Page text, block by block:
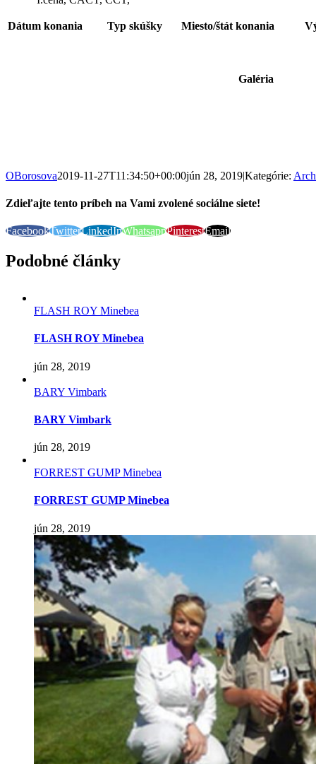
Dátum konania Typ skúšky Miesto/štát konania
Galéria
OBorosova2019-11-27T11:34:50+00:00jún 28, 2019|Kategórie:
Zdieľajte tento príbeh na Vami zvolené sociálne siete!
FacebookTwitterLinkedInWhatsappPinterestEmail
Podobné články
FLASH ROY Minebea
FLASH ROY Minebea
jún 28, 2019
BARY Vimbark
BARY Vimbark
jún 28, 2019
FORREST GUMP Minebea
FORREST GUMP Minebea
jún 28, 2019